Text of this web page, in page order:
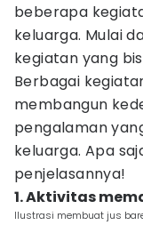
beberapa
keluarga. Mulai
kegiatan yang
Berbagai
membangun
pengalaman
keluarga. Apa
penjelasannya!
1. Aktivitas
Ilustrasi membuat jus